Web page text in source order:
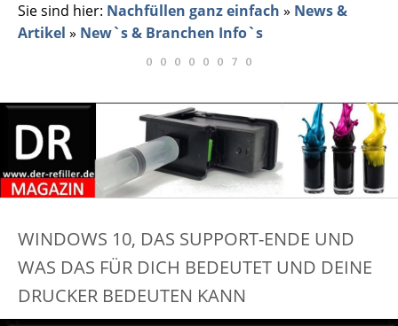
Sie sind hier: Nachfüllen ganz einfach » News &
Artikel » New`s & Branchen Info`s
WINDOWS 10, DAS SUPPORT-ENDE UND
WAS DAS FÜR DICH BEDEUTET UND DEINE
DRUCKER BEDEUTEN KANN